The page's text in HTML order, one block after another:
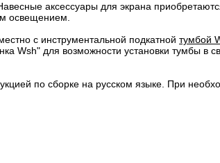
аксессуары для экрана
освещением.
с инструментальной подкатной тумбой
Wsh" для возможности установки тумбы в
по сборке на русском языке. При